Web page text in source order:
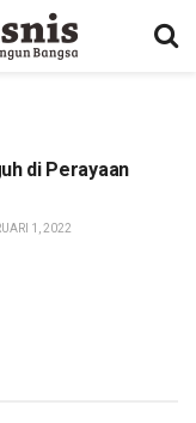
di Perayaan
1, 2022